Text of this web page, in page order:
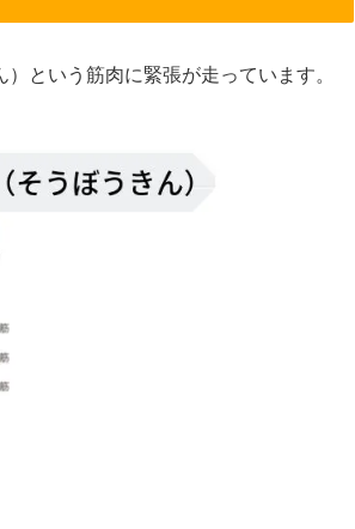
という筋肉に緊張が走っています。